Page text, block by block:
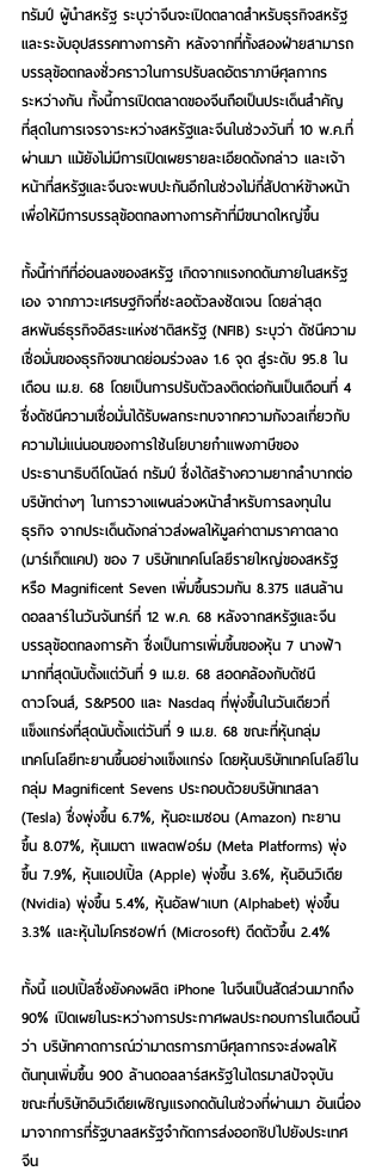
ทรัมป์ ผู้นำสหรัฐ ระบุว่าจีนจะเปิดตลาดสำหรับธุรกิจสหรัฐ
และระงับอุปสรรคทางการค้า หลังจากที่ทั้งสองฝ่ายสามารถ
บรรลุข้อตกลงชั่วคราวในการปรับลดอัตราภาษีศุลกากร
ระหว่างกัน ทั้งนี้การเปิดตลาดของจีนถือเป็นประเด็นสำคัญ
ที่สุดในการเจรจาระหว่างสหรัฐและจีนในช่วงวันที่ 10 พ.ค.ที่
ผ่านมา แม้ยังไม่มีการเปิดเผยรายละเอียดดังกล่าว และเจ้า
หน้าที่สหรัฐและจีนจะพบปะกันอีกในช่วงไม่กี่สัปดาห์ข้างหน้า
เพื่อให้มีการบรรลุข้อตกลงทางการค้าที่มีขนาดใหญ่ขึ้น
ทั้งนี้ท่าทีที่อ่อนลงของสหรัฐ เกิดจากแรงกดดันภายในสหรัฐ
เอง จากภาวะเศรษฐกิจที่ชะลอตัวลงชัดเจน โดยล่าสุด
สหพันธ์ธุรกิจอิสระแห่งชาติสหรัฐ (NFIB) ระบุว่า ดัชนีความ
เชื่อมั่นของธุรกิจขนาดย่อมร่วงลง 1.6 จุด สู่ระดับ 95.8 ใน
เดือน เม.ย. 68 โดยเป็นการปรับตัวลงติดต่อกันเป็นเดือนที่ 4
ซึ่งดัชนีความเชื่อมั่นได้รับผลกระทบจากความกังวลเกี่ยวกับ
ความไม่แน่นอนของการใช้นโยบายกำแพงภาษีของ
ประธานาธิบดีโดนัลด์ ทรัมป์ ซึ่งได้สร้างความยากลำบากต่อ
บริษัทต่างๆ ในการวางแผนล่วงหน้าสำหรับการลงทุนใน
ธุรกิจ จากประเด็นดังกล่าวส่งผลให้มูลค่าตามราคาตลาด
(มาร์เก็ตแคป) ของ 7 บริษัทเทคโนโลยีรายใหญ่ของสหรัฐ
หรือ Magnificent Seven เพิ่มขึ้นรวมกัน 8.375 แสนล้าน
ดอลลาร์ในวันจันทร์ที่ 12 พ.ค. 68 หลังจากสหรัฐและจีน
บรรลุข้อตกลงการค้า ซึ่งเป็นการเพิ่มขึ้นของหุ้น 7 นางฟ้า
มากที่สุดนับตั้งแต่วันที่ 9 เม.ย. 68 สอดคล้องกับดัชนี
ดาวโจนส์, S&P500 และ Nasdaq ที่พุ่งขึ้นในวันเดียวที่
แข็งแกร่งที่สุดนับตั้งแต่วันที่ 9 เม.ย. 68 ขณะที่หุ้นกลุ่ม
เทคโนโลยีทะยานขึ้นอย่างแข็งแกร่ง โดยหุ้นบริษัทเทคโนโลยีใน
กลุ่ม Magnificent Sevens ประกอบด้วยบริษัทเทสลา
(Tesla) ซึ่งพุ่งขึ้น 6.7%, หุ้นอะเมซอน (Amazon) ทะยาน
ขึ้น 8.07%, หุ้นเมตา แพลตฟอร์ม (Meta Platforms) พุ่ง
ขึ้น 7.9%, หุ้นแอปเปิ้ล (Apple) พุ่งขึ้น 3.6%, หุ้นอินวิเดีย
(Nvidia) พุ่งขึ้น 5.4%, หุ้นอัลฟาเบท (Alphabet) พุ่งขึ้น
3.3% และหุ้นไมโครซอฟท์ (Microsoft) ดีดตัวขึ้น 2.4%
ทั้งนี้ แอปเปิ้ลซึ่งยังคงผลิต iPhone ในจีนเป็นสัดส่วนมากถึง
90% เปิดเผยในระหว่างการประกาศผลประกอบการในเดือนนี้
ว่า บริษัทคาดการณ์ว่ามาตรการภาษีศุลกากรจะส่งผลให้
ต้นทุนเพิ่มขึ้น 900 ล้านดอลลาร์สหรัฐในไตรมาสปัจจุบัน
ขณะที่บริษัทอินวิเดียเผชิญแรงกดดันในช่วงที่ผ่านมา อันเนื่อง
มาจากการที่รัฐบาลสหรัฐจำกัดการส่งออกชิปไปยังประเทศ
จีน